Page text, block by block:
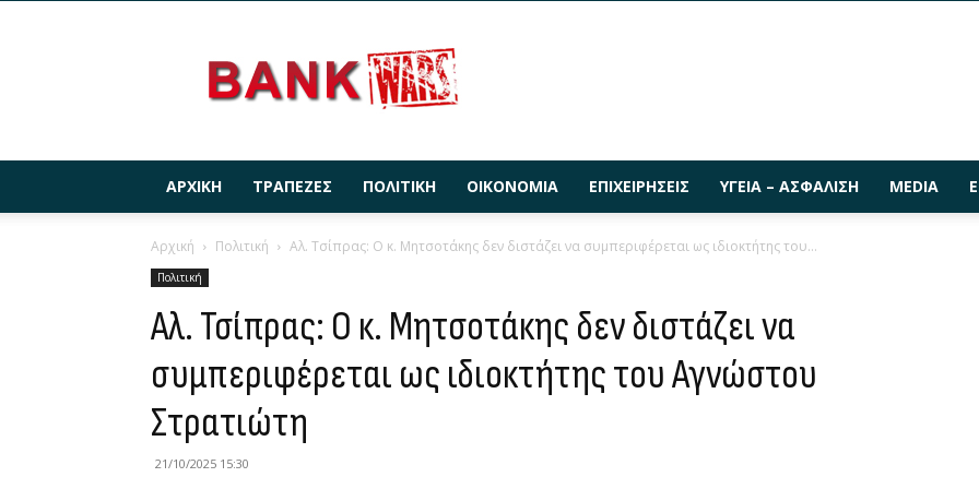
ΑΡΧΙΚΉ ΤΡΆΠΕΖΕΣ ΠΟΛΙΤΙΚΉ ΟΙΚΟΝΟΜΊΑ ΕΠΙΧΕΙΡΉΣΕΙΣ ΥΓΕΊΑ – ΑΣΦΆΛΙΣΗ MEDIA
Αρχική Πολιτική Αλ. Τσίπρας: Ο κ. Μητσοτάκης δεν διστάζει να συμπεριφέρεται ως ιδιοκτήτης του...
Πολιτική
Αλ. Τσίπρας: Ο κ. Μητσοτάκης δεν διστάζει να
συμπεριφέρεται ως ιδιοκτήτης του Αγνώστου
Στρατιώτη
21/10/2025 15:30